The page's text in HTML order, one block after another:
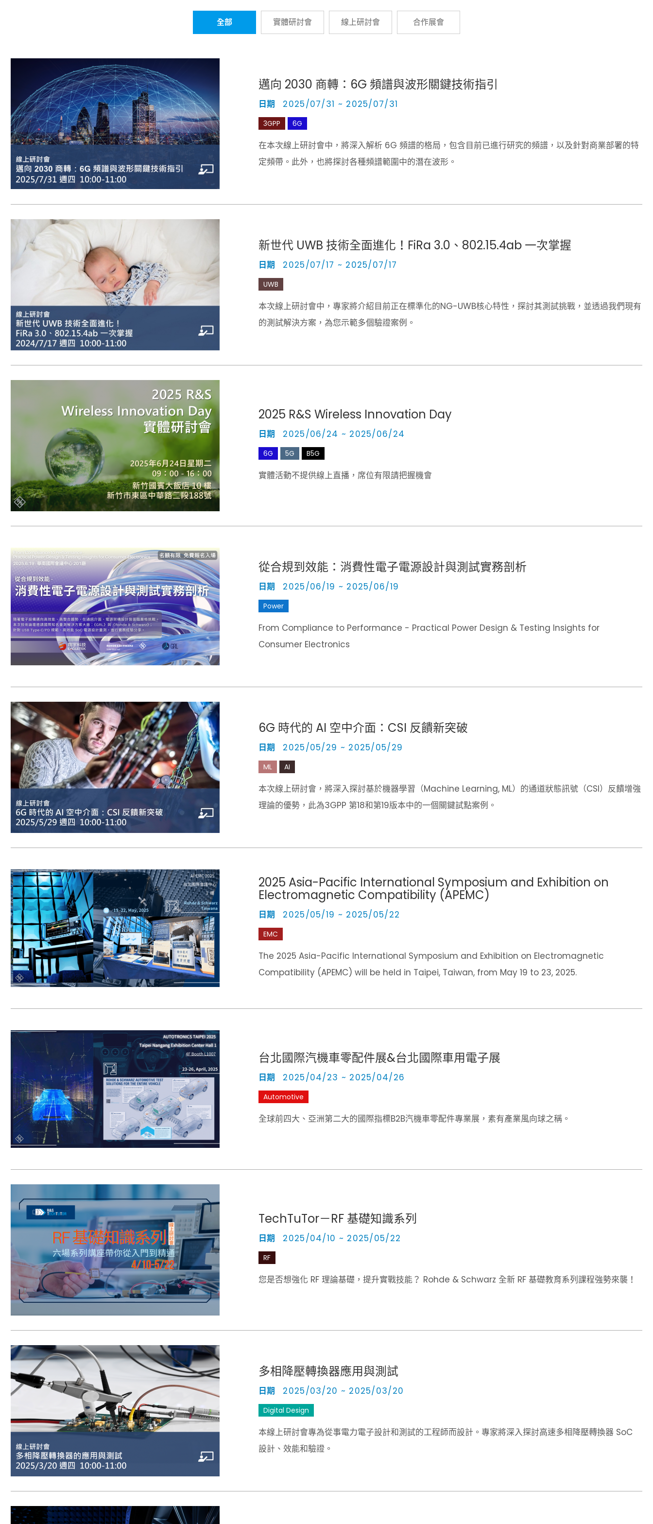
全部 實體研討會 線上研討會 合作展會
邁向 2030 商轉：6G 頻譜與波形關鍵技術指引
日期 2025/07/31 ~ 2025/07/31
3GPP 6G
在本次線上研討會中，將深入解析 6G 頻譜的格局，包含目前已進行研究的頻譜，以及針對商業部署的特
定頻帶。此外，也將探討各種頻譜範圍中的潛在波形。
新世代 UWB 技術全面進化！FiRa 3.0、802.15.4ab 一次掌握
日期 2025/07/17 ~ 2025/07/17
UWB
本次線上研討會中，專家將介紹目前正在標準化的NG-UWB核心特性，探討其測試挑戰，並透過我們現有
的測試解決方案，為您示範多個驗證案例。
2025 R&S Wireless Innovation Day
日期 2025/06/24 ~ 2025/06/24
6G 5G B5G
實體活動不提供線上直播，席位有限請把握機會
從合規到效能：消費性電子電源設計與測試實務剖析
日期 2025/06/19 ~ 2025/06/19
Power
From Compliance to Performance - Practical Power Design & Testing Insights for
Consumer Electronics
6G 時代的 AI 空中介面：CSI 反饋新突破
日期 2025/05/29 ~ 2025/05/29
ML AI
本次線上研討會，將深入探討基於機器學習（Machine Learning, ML）的通道狀態訊號（CSI）反饋增強
理論的優勢，此為3GPP 第18和第19版本中的一個關鍵試點案例。
2025 Asia-Pacific International Symposium and Exhibition on
Electromagnetic Compatibility (APEMC)
日期 2025/05/19 ~ 2025/05/22
EMC
The 2025 Asia-Pacific International Symposium and Exhibition on Electromagnetic
Compatibility (APEMC) will be held in Taipei, Taiwan, from May 19 to 23, 2025.
台北國際汽機車零配件展&台北國際車用電子展
日期 2025/04/23 ~ 2025/04/26
Automotive
全球前四大、亞洲第二大的國際指標B2B汽機車零配件專業展，素有產業風向球之稱。
TechTuTor－RF 基礎知識系列
日期 2025/04/10 ~ 2025/05/22
RF
您是否想強化 RF 理論基礎，提升實戰技能？ Rohde & Schwarz 全新 RF 基礎教育系列課程強勢來襲！
多相降壓轉換器應用與測試
日期 2025/03/20 ~ 2025/03/20
Digital Design
本線上研討會專為從事電力電子設計和測試的工程師而設計。專家將深入探討高速多相降壓轉換器 SoC
設計、效能和驗證。